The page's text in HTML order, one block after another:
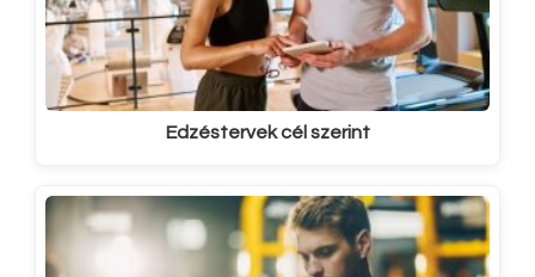
Edzéstervek cél szerint